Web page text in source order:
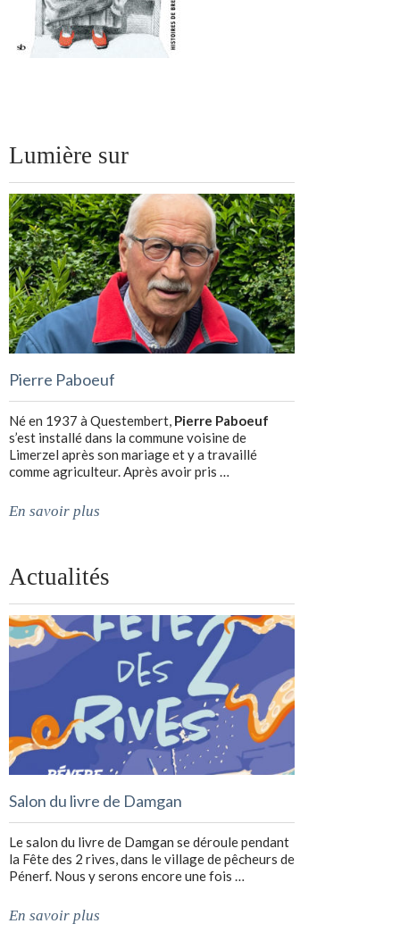
Lumière sur
Pierre Paboeuf
Né en 1937 à Questembert, Pierre Paboeuf
s’est installé dans la commune voisine de
Limerzel après son mariage et y a travaillé
comme agriculteur. Après avoir pris …
En savoir plus
Actualités
Salon du livre de Damgan
Le salon du livre de Damgan se déroule pendant
la Fête des 2 rives, dans le village de pêcheurs de
Pénerf. Nous y serons encore une fois …
En savoir plus